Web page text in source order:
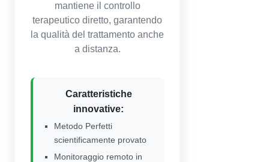
mantiene il controllo
terapeutico diretto, garantendo
la qualità del trattamento anche
a distanza.
Caratteristiche
innovative:
Metodo Perfetti
scientificamente provato
Monitoraggio remoto in